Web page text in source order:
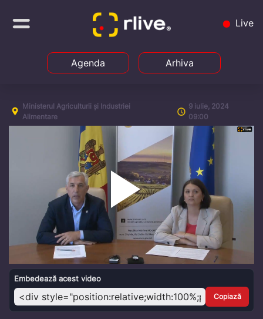
Live
Agenda Arhiva
Ministerul Agriculturii și Industriei
Alimentare
9 iulie, 2024
09:00
Play
Video
Embedează acest video
Copiază